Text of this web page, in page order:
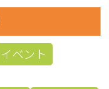
イベント